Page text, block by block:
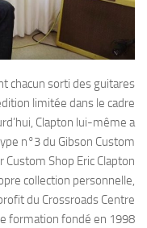
chacun sorti des guitares
limitée dans le cadre
Clapton lui-même a
n°3 du Gibson Custom
Custom Shop Eric Clapton
collection personnelle,
du Crossroads Centre
formation fondé en 1998